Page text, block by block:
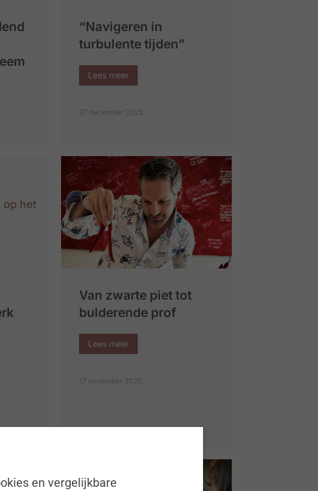
“Navigeren in
turbulente tijden”
Lees meer
27 december 2025
Van zwarte piet tot
bulderende prof
Lees meer
17 november 2025
en vergelijkbare